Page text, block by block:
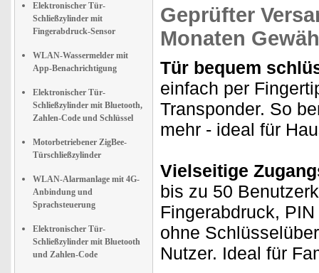
Elektronischer Tür-
Schließzylinder mit
Fingerabdruck-Sensor
WLAN-Wassermelder mit
App-Benachrichtigung
Elektronischer Tür-
Schließzylinder mit Bluetooth,
Zahlen-Code und Schlüssel
Motorbetriebener ZigBee-
Türschließzylinder
WLAN-Alarmanlage mit 4G-
Anbindung und
Sprachsteuerung
Elektronischer Tür-
Schließzylinder mit Bluetooth
und Zahlen-Code
Geprüfter
Monaten
Tür bequem
einfach per
Transponder. So
mehr - ideal für
Vielseitige
bis zu 50
Fingerabdruck,
ohne
Nutzer. Ideal für